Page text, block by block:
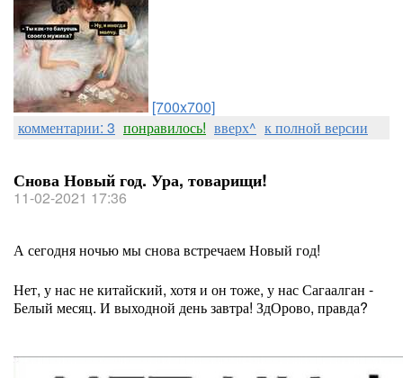
[700x700]
комментарии: 3 понравилось! вверх^ к полной версии
Снова Новый год. Ура, товарищи!
11-02-2021 17:36
А сегодня ночью мы снова встречаем Новый год!
Нет, у нас не китайский, хотя и он тоже, у нас Сагаалган -
Белый месяц. И выходной день завтра! ЗдОрово, правда?